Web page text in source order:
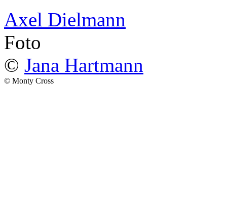
Axel Dielmann
Foto
© Jana Hartmann
© Monty Cross